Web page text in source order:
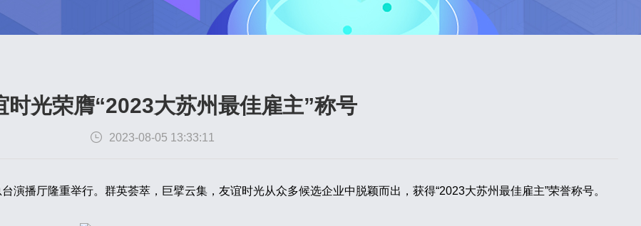
时光荣膺“2023大苏州最佳雇主”称号
2023-08-05 13:33:11
演播厅隆重举行。群英荟萃，巨擘云集，友谊时光从众多候选企业中脱颖而出，获得“2023大苏州最佳雇主”荣誉称号。